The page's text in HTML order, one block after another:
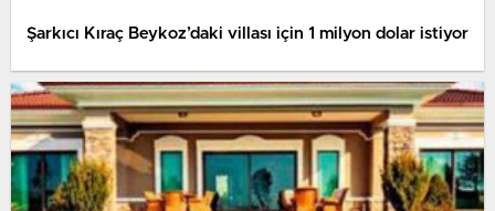
Şarkıcı Kıraç Beykoz’daki villası için 1 milyon dolar istiyor